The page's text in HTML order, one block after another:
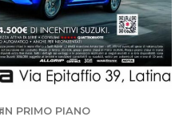
IN PRIMO PIANO